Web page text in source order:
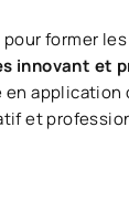
former
innovant et
et